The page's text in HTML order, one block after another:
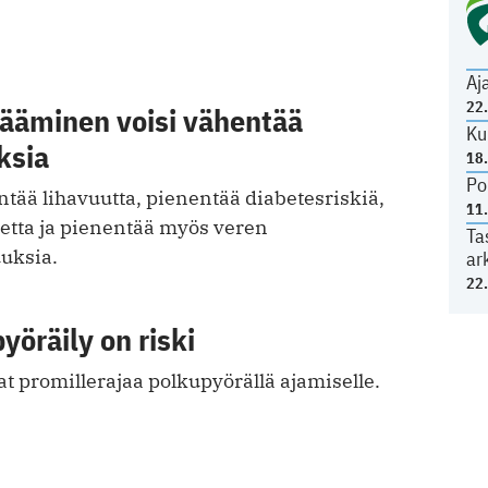
voisi vähentää
lihavuutta, pienentää diabetesriskiä,
ja pienentää myös veren
on riski
promillerajaa polkupyörällä ajamiselle.